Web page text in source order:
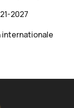
2027
internationale